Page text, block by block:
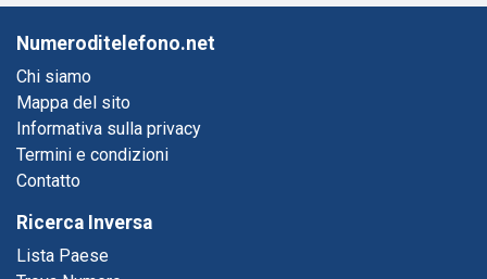
Numeroditelefono.net
Chi siamo
Mappa del sito
Informativa sulla privacy
Termini e condizioni
Contatto
Ricerca Inversa
Lista Paese